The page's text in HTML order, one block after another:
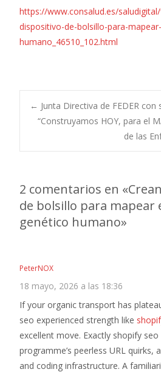
https://www.consalud.es/
dispositivo-de-bolsillo-para-
humano_46510_102.html
de
entradas
← Junta Directiva de FEDER
“Construyamos HOY, para el
de las
2 comentarios en «
de bolsillo para mapear
genético humano»
PeterNOX
18 mayo, 2026 a las 18:36
If your organic transport has
seo experienced strength like
excellent move. Exactly shopify
programme’s peerless URL quirks,
and coding infrastructure. A